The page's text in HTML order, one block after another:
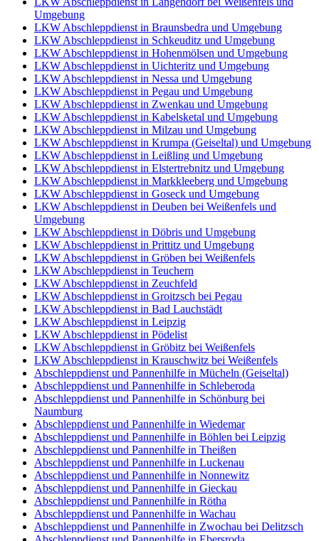
Umgebung
LKW Abschleppdienst in Braunsbedra und Umgebung
LKW Abschleppdienst in Schkeuditz und Umgebung
LKW Abschleppdienst in Hohenmölsen und Umgebung
LKW Abschleppdienst in Uichteritz und Umgebung
LKW Abschleppdienst in Nessa und Umgebung
LKW Abschleppdienst in Pegau und Umgebung
LKW Abschleppdienst in Zwenkau und Umgebung
LKW Abschleppdienst in Kabelsketal und Umgebung
LKW Abschleppdienst in Milzau und Umgebung
LKW Abschleppdienst in Krumpa (Geiseltal) und Umgebung
LKW Abschleppdienst in Leißling und Umgebung
LKW Abschleppdienst in Elstertrebnitz und Umgebung
LKW Abschleppdienst in Markkleeberg und Umgebung
LKW Abschleppdienst in Goseck und Umgebung
LKW Abschleppdienst in Deuben bei Weißenfels und
Umgebung
LKW Abschleppdienst in Döbris und Umgebung
LKW Abschleppdienst in Prittitz und Umgebung
LKW Abschleppdienst in Gröben bei Weißenfels
LKW Abschleppdienst in Teuchern
LKW Abschleppdienst in Zeuchfeld
LKW Abschleppdienst in Groitzsch bei Pegau
LKW Abschleppdienst in Bad Lauchstädt
LKW Abschleppdienst in Leipzig
LKW Abschleppdienst in Pödelist
LKW Abschleppdienst in Gröbitz bei Weißenfels
LKW Abschleppdienst in Krauschwitz bei Weißenfels
Abschleppdienst und Pannenhilfe in Mücheln (Geiseltal)
Abschleppdienst und Pannenhilfe in Schleberoda
Abschleppdienst und Pannenhilfe in Schönburg bei
Naumburg
Abschleppdienst und Pannenhilfe in Wiedemar
Abschleppdienst und Pannenhilfe in Böhlen bei Leipzig
Abschleppdienst und Pannenhilfe in Theißen
Abschleppdienst und Pannenhilfe in Luckenau
Abschleppdienst und Pannenhilfe in Nonnewitz
Abschleppdienst und Pannenhilfe in Gieckau
Abschleppdienst und Pannenhilfe in Rötha
Abschleppdienst und Pannenhilfe in Wachau
Abschleppdienst und Pannenhilfe in Zwochau bei Delitzsch